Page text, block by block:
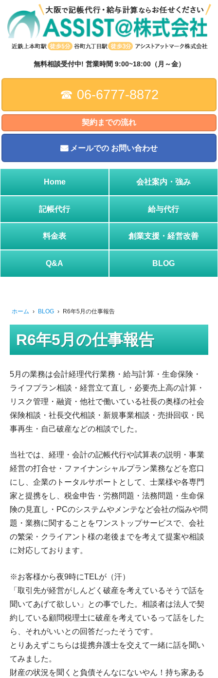
ス
キ
無料相談受付中! 営業時間 9:00~18:00（月～金）
☎︎ 06-6777-8872
契約までの流れ
メールでの お問い合わせ
Home 会社案内・強み
記帳代行 給与代行
料金表 創業支援・経営改善
Q&A BLOG
ホーム › BLOG › R6年5月の仕事報告
R6年5月の仕事報告
5月の業務は会計経理代行業務・給与計算・生命保険・
ライフプラン相談・経営立て直し・必要売上高の計算・
リスク管理・融資・他社で働いている社長の奥様の社会
保険相談・社長交代相談・新規事業相談・売掛回収・民
事再生・自己破産などの相談でした。
当社では、経理・会計の記帳代行や試算表の説明・事業
経営の打合せ・ファイナンシャルプラン業務などを窓口
にし、企業のトータルサポートとして、士業様や各専門
家と提携をし、税金申告・労務問題・法務問題・生命保
険の見直し・PCのシステムやメンテなど会社の悩みや問
題・業務に関することをワンストップサービスで、会社
の繁栄・クライアント様の老後までを考えて提案や相談
に対応しております。
※お客様から夜9時にTELが（汗）
「取引先が経営がしんどく破産を考えているそうで話を
聞いてあげて欲しい」との事でした。相談者は法人で契
約している顧問税理士に破産を考えているって話をした
ら、それがいいとの回答だったそうです。
とりあえずこちらは提携弁護士を交えて一緒に話を聞い
てみました。
財産の状況を聞くと負債そんなにないやん！持ち家ある